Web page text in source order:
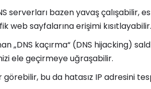
serverları bazen yavaş çalışabilir,
web sayfalarına erişimi kısıtlayabilir.
„DNS kaçırma“ (DNS hijacking)
ele geçirmeye uğraşabilir.
görebilir, bu da hatasız IP adresini